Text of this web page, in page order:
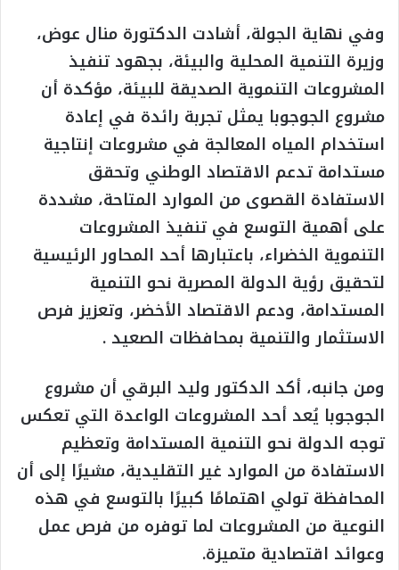
وفي نهاية الجولة، أشادت الدكتورة منال عوض،
وزيرة التنمية المحلية والبيئة، بجهود تنفيذ
المشروعات التنموية الصديقة للبيئة، مؤكدة أن
مشروع الجوجوبا يمثل تجربة رائدة في إعادة
استخدام المياه المعالجة في مشروعات إنتاجية
مستدامة تدعم الاقتصاد الوطني وتحقق
الاستفادة القصوى من الموارد المتاحة، مشددة
على أهمية التوسع في تنفيذ المشروعات
التنموية الخضراء، باعتبارها أحد المحاور الرئيسية
لتحقيق رؤية الدولة المصرية نحو التنمية
المستدامة، ودعم الاقتصاد الأخضر، وتعزيز فرص
الاستثمار والتنمية بمحافظات الصعيد .
ومن جانبه، أكد الدكتور وليد البرقي أن مشروع
الجوجوبا يُعد أحد المشروعات الواعدة التي تعكس
توجه الدولة نحو التنمية المستدامة وتعظيم
الاستفادة من الموارد غير التقليدية، مشيرًا إلى أن
المحافظة تولي اهتمامًا كبيرًا بالتوسع في هذه
النوعية من المشروعات لما توفره من فرص عمل
وعوائد اقتصادية متميزة.